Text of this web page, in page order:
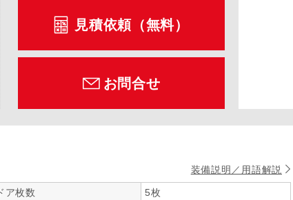
見積依頼（無料）
お問合せ
装備説明／用語解説
ア枚数
5枚